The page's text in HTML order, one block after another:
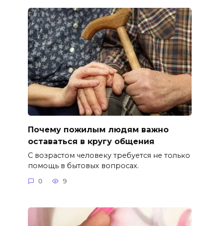
Почему пожилым людям важно
оставаться в кругу общения
С возрастом человеку требуется не только
помощь в бытовых вопросах.
0 9